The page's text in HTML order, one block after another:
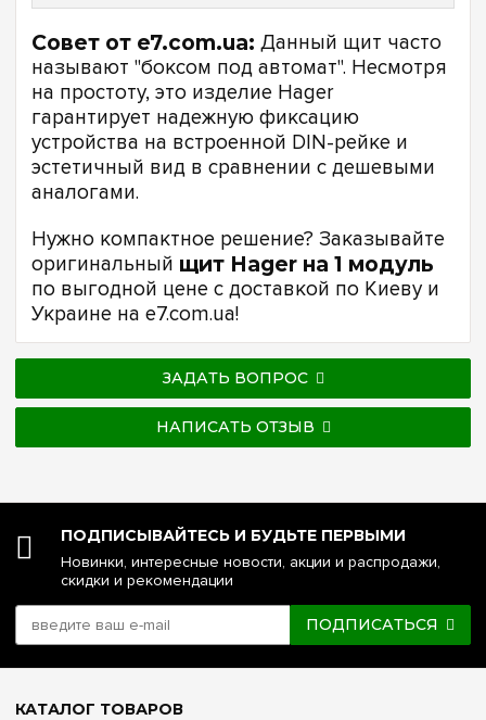
Совет от e7.com.ua: Данный щит часто
называют "боксом под автомат". Несмотря
на простоту, это изделие Hager
гарантирует надежную фиксацию
устройства на встроенной DIN-рейке и
эстетичный вид в сравнении с дешевыми
аналогами.
Нужно компактное решение? Заказывайте
оригинальный щит Hager на 1 модуль
по выгодной цене с доставкой по Киеву и
Украине на e7.com.ua!
ЗАДАТЬ ВОПРОС
НАПИСАТЬ ОТЗЫВ
ПОДПИСЫВАЙТЕСЬ И БУДЬТЕ ПЕРВЫМИ
Новинки, интересные новости, акции и распродажи,
скидки и рекомендации
ПОДПИСАТЬСЯ
КАТАЛОГ ТОВАРОВ